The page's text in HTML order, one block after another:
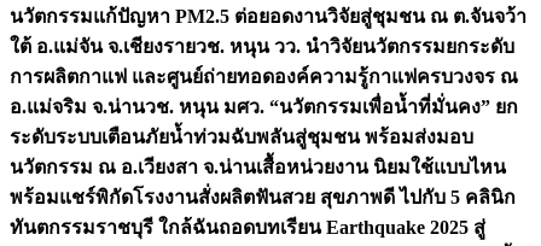
นวัตกรรมแก้ปัญหา PM2.5 ต่อยอดงานวิจัยสู่ชุมชน ณ ต.จันจว้า
ใต้ อ.แม่จัน จ.เชียงรายวช. หนุน วว. นำวิจัยนวัตกรรมยกระดับ
การผลิตกาแฟ และศูนย์ถ่ายทอดองค์ความรู้กาแฟครบวงจร ณ
อ.แม่จริม จ.น่านวช. หนุน มศว. “นวัตกรรมเพื่อน้ำที่มั่นคง” ยก
ระดับระบบเตือนภัยน้ำท่วมฉับพลันสู่ชุมชน พร้อมส่งมอบ
นวัตกรรม ณ อ.เวียงสา จ.น่านเสื้อหน่วยงาน นิยมใช้แบบไหน
พร้อมแชร์พิกัดโรงงานสั่งผลิตฟันสวย สุขภาพดี ไปกับ 5 คลินิก
ทันตกรรมราชบุรี ใกล้ฉันถอดบทเรียน Earthquake 2025 สู่